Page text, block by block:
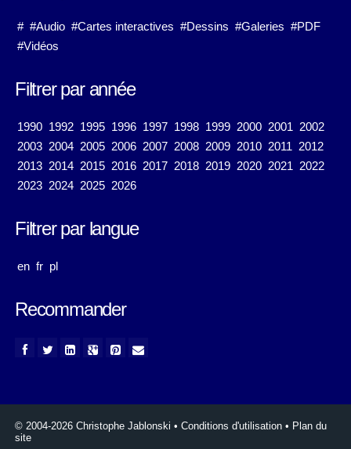
# #Audio #Cartes interactives #Dessins #Galeries #PDF
#Vidéos
Filtrer par année
1990 1992 1995 1996 1997 1998 1999 2000 2001 2002
2003 2004 2005 2006 2007 2008 2009 2010 2011 2012
2013 2014 2015 2016 2017 2018 2019 2020 2021 2022
2023 2024 2025 2026
Filtrer par langue
en fr pl
Recommander
© 2004-2026 Christophe Jablonski • Conditions d'utilisation • Plan du
site